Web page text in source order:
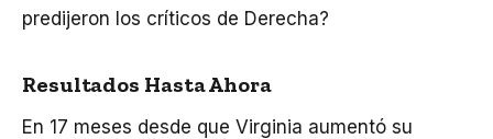
predijeron los críticos de Derecha?
Resultados Hasta Ahora
En 17 meses desde que Virginia aumentó su